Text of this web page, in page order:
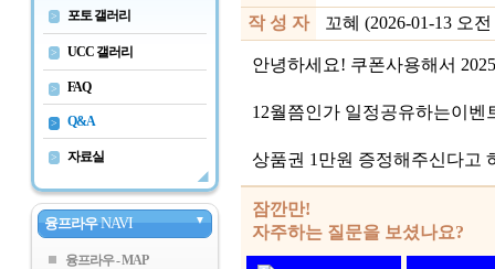
> 포토 갤러리
> UCC 갤러리
> FAQ
> Q&A
> 자료실
융프라우 NAVI ▼
융프라우
작 성 자
꼬혜 (2026-01-13 오전
안녕하세요! 쿠폰사용해서
12월쯤인가 일정공유하는이벤
상품권 1만원 증정해주신다고
잠깐만!
자주하는 질문을 보셨나요?